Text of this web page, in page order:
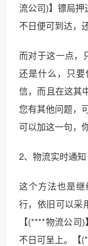
流公司)】镖局
不日便可到达，
而对于这一点，
还是什么，只
信，而且在这其
您有其他问题，
可以加这一句，
2、物流实时通知
这个方法也是
行，依旧可以采
【(****物流公
不日可呈上。【